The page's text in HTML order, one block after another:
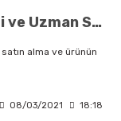
Duşakabin Kurulumunun Önemi ve Uzman Seçimi
alma ve ürünün
08/03/2021 18:18